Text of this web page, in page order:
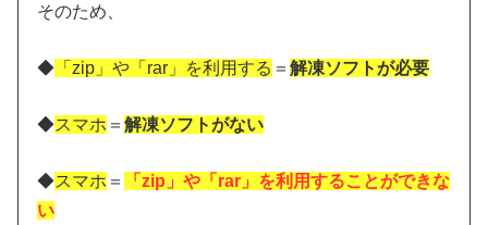
そのため、
◆ 「zip」や「rar」を利用する ＝解凍ソフトが必要
◆スマホ ＝解凍ソフトがない
◆スマホ ＝
「zip」や「rar」を利用することができな
い